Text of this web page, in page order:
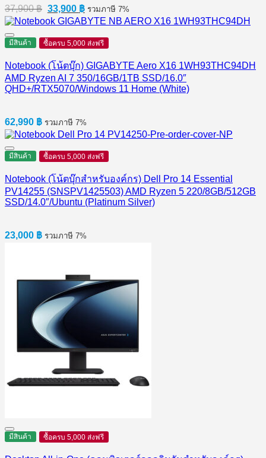
37,900฿ Original
price
was:
37,900 ฿.
33,900 ฿Current
price
is:
33,900 ฿.
รวมภาษี 7%
มีสินค้า ซื้อครบ 5,000 ส่งฟรี
Notebook (โน้ตบุ๊ก) GIGABYTE Aero X16 1WH93THC94DH
AMD Ryzen AI 7 350/16GB/1TB SSD/16.0″
QHD+/RTX5070/Windows 11 Home (White)
62,990 ฿ รวมภาษี 7%
มีสินค้า ซื้อครบ 5,000 ส่งฟรี
Notebook (โน้ตบุ๊กสำหรับองค์กร) Dell Pro 14 Essential
PV14255 (SNSPV1425503) AMD Ryzen 5 220/8GB/512GB
SSD/14.0″/Ubuntu (Platinum Silver)
23,000 ฿ รวมภาษี 7%
มีสินค้า ซื้อครบ 5,000 ส่งฟรี